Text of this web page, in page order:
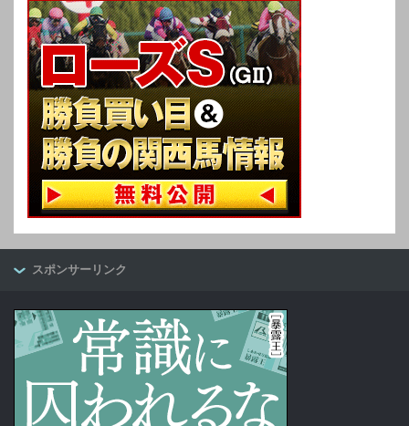
スポンサーリンク